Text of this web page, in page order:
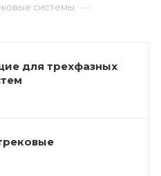
системы —
для трехфазных